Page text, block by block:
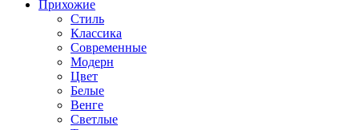
Прихожие
Стиль
Классика
Современные
Модерн
Цвет
Белые
Венге
Светлые